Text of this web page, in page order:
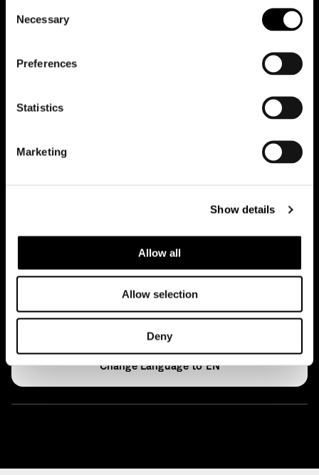
Selection
Necessary
Preferences
Statistics
Marketing
Show details
Allow all
Allow selection
Deny
Lavora con noi
Casi studio
News
Glossario
EN